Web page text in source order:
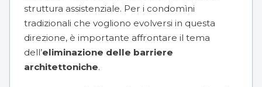
struttura assistenziale. Per i condomìni
tradizionali che vogliono evolversi in questa
direzione, è importante affrontare il tema
dell’eliminazione delle barriere
architettoniche.